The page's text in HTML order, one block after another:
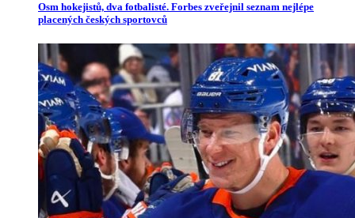
Osm hokejistů, dva fotbalisté. Forbes zveřejnil seznam nejlépe
placených českých sportovců